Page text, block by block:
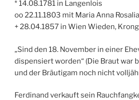
* 14.08.1781 in Langenlois
oo 22.11.1803 mit Maria Anna
+ 28.04.1857 in Wien Wieden,
„Sind den 18. November in einer
dispensiert worden“ (Die Braut war
und der Bräutigam noch nicht
Ferdinand verkauft sein